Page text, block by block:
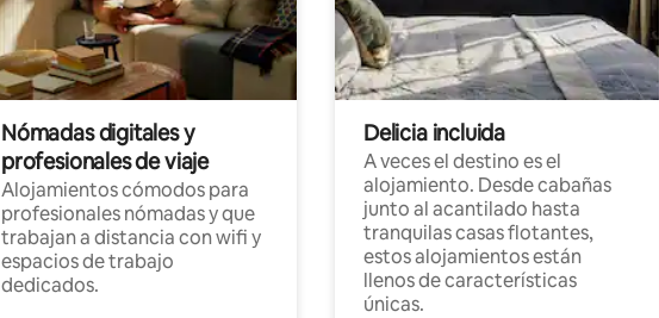
Nómadas digitales y
profesionales de viaje
Alojamientos cómodos para
profesionales nómadas y que
trabajan a distancia con wifi y
espacios de trabajo
dedicados.
Delicia incluida
A veces el destino es el
alojamiento. Desde cabañas
junto al acantilado hasta
tranquilas casas flotantes,
estos alojamientos están
llenos de características
únicas.